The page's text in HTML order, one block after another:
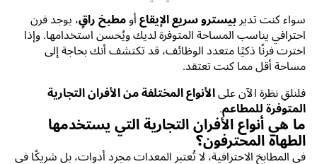
سواء كنت تدير بيسترو سريع الإيقاع أو مطبخ راقٍ، يوجد فرن
احترافي يناسب المساحة المتوفرة لديك ويُحسن استخدامها. وإذا
اخترت فرنًا ذكيًا متعدد الوظائف، قد تكتشف أنك بحاجة إلى
مساحة أقل مما كنت تعتقد.
فلنلقِ نظرة الآن على الأنواع المختلفة من الأفران التجارية
المتوفرة للمطاعم.
ما هي أنواع الأفران التجارية التي يستخدمها
الطهاة المحترفون؟
في المطابخ الاحترافية، لا تُعتبر المعدات مجرد أدوات، بل شريكًا في